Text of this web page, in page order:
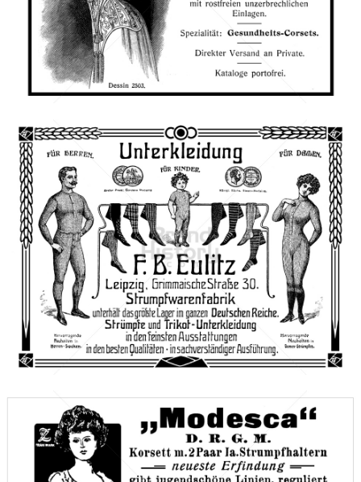
Leisniger Corsetfabrik, Leipzig
1910
Bild-ID: 66079
F. B. Eulitz, Leipzig F. B. Eulitz, Leipzig 1910
Bild-ID: 66095